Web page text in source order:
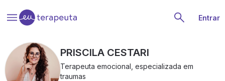
Entrar
PRISCILA CESTARI
Terapeuta emocional, especializada em
traumas